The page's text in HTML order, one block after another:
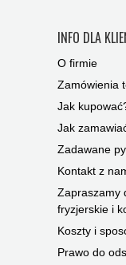
INFO DLA
O firmie
Zamówienia
Jak
Jak
Zadawane
Kontakt z
Zapraszamy
fryzjerskie i
Koszty i
Prawo do